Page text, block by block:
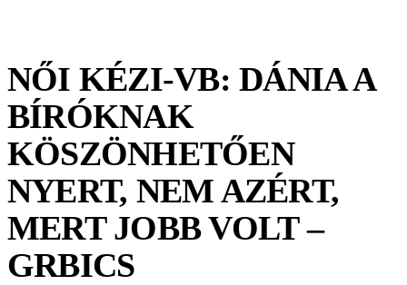
NŐI KÉZI-VB: DÁNIA A
BÍRÓKNAK
KÖSZÖNHETŐEN
NYERT, NEM AZÉRT,
MERT JOBB VOLT –
GRBICS